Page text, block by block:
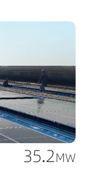
35.2MW